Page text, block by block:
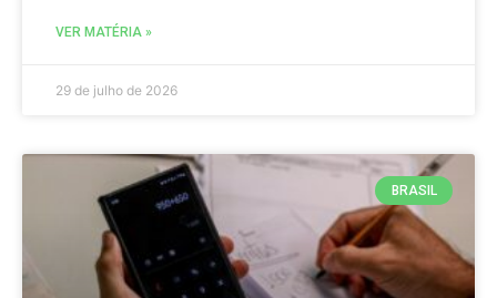
VER MATÉRIA »
29 de julho de 2026
BRASIL